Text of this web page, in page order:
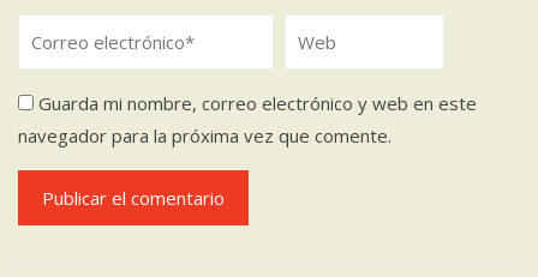
Guarda mi nombre, correo electrónico y web en este
navegador para la próxima vez que comente.